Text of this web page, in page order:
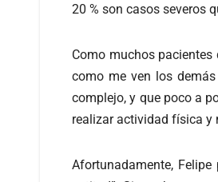
20 % son casos severos
Como muchos
como me ven los
complejo, y que poco a
realizar actividad física y
Afortunadamente,